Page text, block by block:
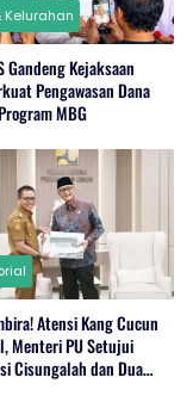
Kelurahan
Gandeng Kejaksaan
Pengawasan Dana
MBG
Atensi Kang Cucun
Menteri PU Setujui
Cisungalah dan Dua